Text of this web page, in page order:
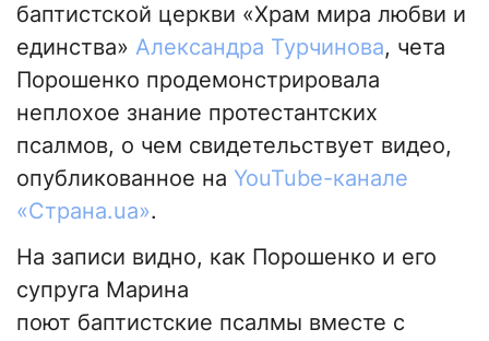
баптистской церкви «Храм мира любви и
единства» Александра Турчинова, чета
Порошенко продемонстрировала
неплохое знание протестантских
псалмов, о чем свидетельствует видео,
опубликованное на YouTube-канале
«Страна.ua».
На записи видно, как Порошенко и его
супруга Марина
поют баптистские псалмы вместе с